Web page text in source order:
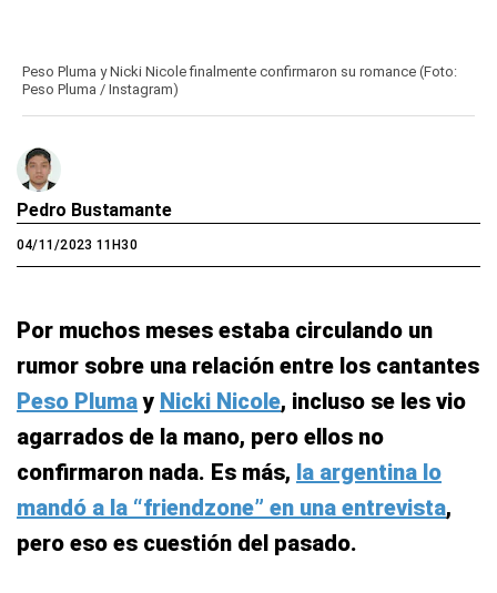
Peso Pluma y Nicki Nicole finalmente confirmaron su romance (Foto:
Peso Pluma / Instagram)
Pedro Bustamante
04/11/2023 11H30
Por muchos meses estaba circulando un
rumor sobre una relación entre los cantantes
Peso Plumay Nicki Nicole, incluso se les vio
agarrados de la mano, pero ellos no
confirmaron nada. Es más, la argentina lo
mandó a la “friendzone” en una entrevista,
pero eso es cuestión del pasado.